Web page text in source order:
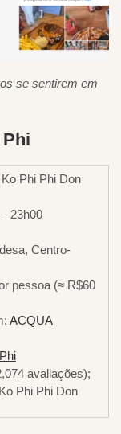
se sentirem em
Phi Phi Don
23h00
Centro-
pessoa (≈ R$60
ACQUA
avaliações);
Phi Phi Don